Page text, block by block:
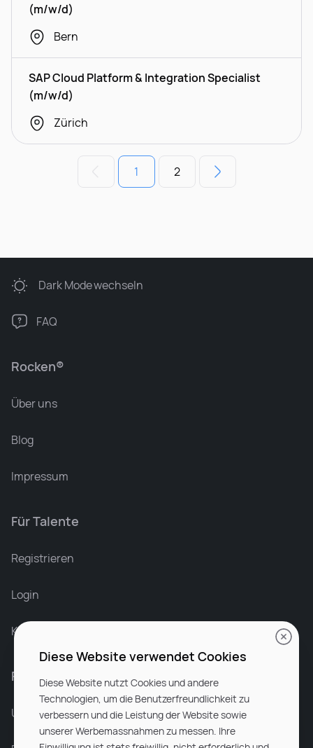
(m/w/d)
Bern
SAP Cloud Platform & Integration Specialist
(m/w/d)
Zürich
1 2
Rocken®
Über uns
Blog
Impressum
Für Talente
Registrieren
Login
Karriere bei Rocken
Für Unternehmen
Unsere Dienstleistungen
Dark Modewechseln
FAQ
Diese Website verwendet Cookies
Diese Website nutzt Cookies und andere
Technologien, um die Benutzerfreundlichkeit zu
verbessern und die Leistung der Website sowie
unserer Werbemassnahmen zu messen. Ihre